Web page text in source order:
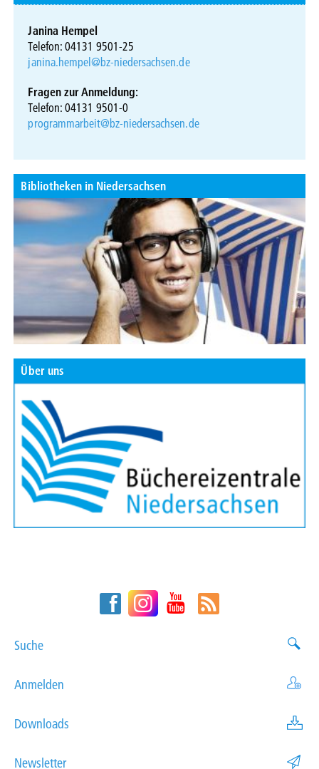
Janina Hempel
Telefon: 04131 9501-25
janina.hempel@bz-niedersachsen.de
Fragen zur Anmeldung:
Telefon: 04131 9501-0
programmarbeit@bz-niedersachsen.de
Bibliotheken in Niedersachsen
Über uns
Suche
Anmelden
Downloads
Newsletter